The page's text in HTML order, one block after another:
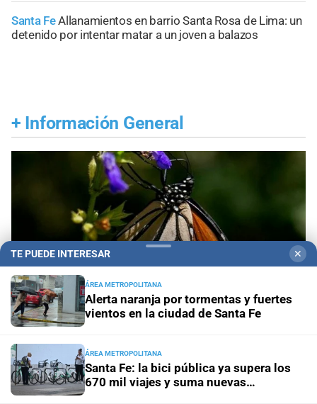
Santa FeAllanamientos en barrio Santa Rosa de Lima: un
detenido por intentar matar a un joven a balazos
+ Información General
Alemania - Australia El 80 % de las especies de
mariposas se está mudando
TE PUEDE INTERESAR ✕
ÁREA METROPOLITANA
Alerta naranja por tormentas y fuertes
vientos en la ciudad de Santa Fe
ÁREA METROPOLITANA
Santa Fe: la bici pública ya supera los
670 mil viajes y suma nuevas